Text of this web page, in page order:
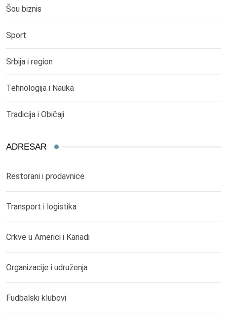
Šou biznis
Sport
Srbija i region
Tehnologija i Nauka
Tradicija i Običaji
ADRESAR
Restorani i prodavnice
Transport i logistika
Crkve u Americi i Kanadi
Organizacije i udruženja
Fudbalski klubovi